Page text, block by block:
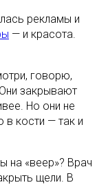
рекламы и
— и красота.
говорю,
закрывают
Но они не
в кости — так и
на «веер»? Врач
щели. В